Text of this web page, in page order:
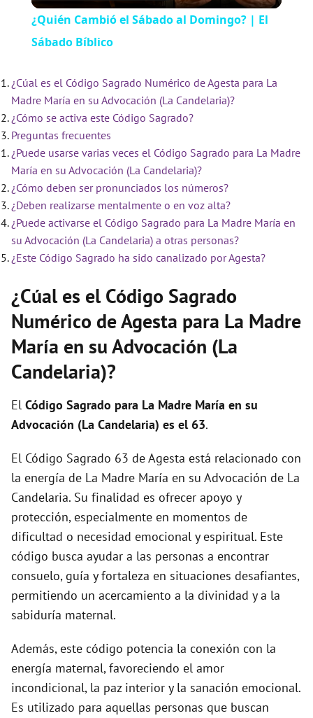
y
V
i
d
e
o
¿Quién Cambió el Sábado al Domingo? | El
Sábado Bíblico
¿Cúal es el Código Sagrado Numérico de Agesta para La
Madre María en su Advocación (La Candelaria)?
¿Cómo se activa este Código Sagrado?
Preguntas frecuentes
¿Puede usarse varias veces el Código Sagrado para La Madre
María en su Advocación (La Candelaria)?
¿Cómo deben ser pronunciados los números?
¿Deben realizarse mentalmente o en voz alta?
¿Puede activarse el Código Sagrado para La Madre María en
su Advocación (La Candelaria) a otras personas?
¿Este Código Sagrado ha sido canalizado por Agesta?
¿Cúal es el Código Sagrado
Numérico de Agesta para La Madre
María en su Advocación (La
Candelaria)?
El Código Sagrado para La Madre María en su
Advocación (La Candelaria) es el 63.
El Código Sagrado 63 de Agesta está relacionado con
la energía de La Madre María en su Advocación de La
Candelaria. Su finalidad es ofrecer apoyo y
protección, especialmente en momentos de
dificultad o necesidad emocional y espiritual. Este
código busca ayudar a las personas a encontrar
consuelo, guía y fortaleza en situaciones desafiantes,
permitiendo un acercamiento a la divinidad y a la
sabiduría maternal.
Además, este código potencia la conexión con la
energía maternal, favoreciendo el amor
incondicional, la paz interior y la sanación emocional.
Es utilizado para aquellas personas que buscan